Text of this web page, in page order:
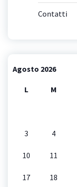
Contatti
Agosto 2026
L M
3 4
10 11
17 18